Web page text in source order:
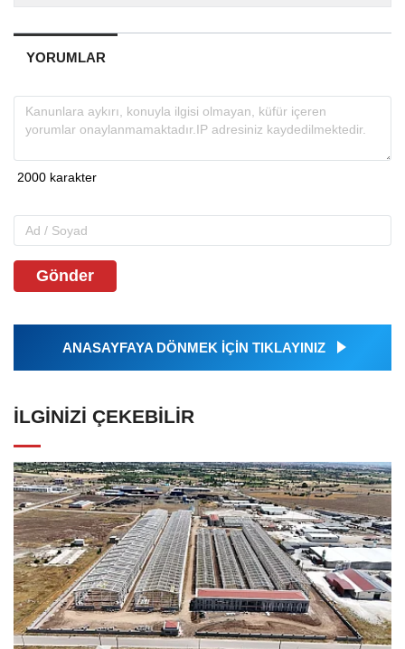
YORUMLAR
Gönder
ANASAYFAYA DÖNMEK İÇİN TIKLAYINIZ
İLGINIZI ÇEKEBILIR